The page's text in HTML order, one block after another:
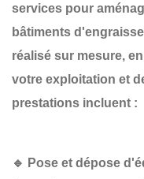
services pour
bâtiments
réalisé sur mesure,
votre exploitation et
prestations incluent :
🔹 Pose et dépose